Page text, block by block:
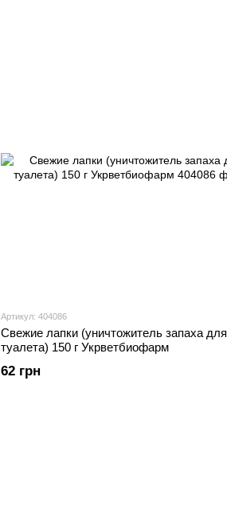
Артикул: 404086
Свежие лапки (уничтожитель запаха для
туалета) 150 г Укрветбиофарм
62 грн